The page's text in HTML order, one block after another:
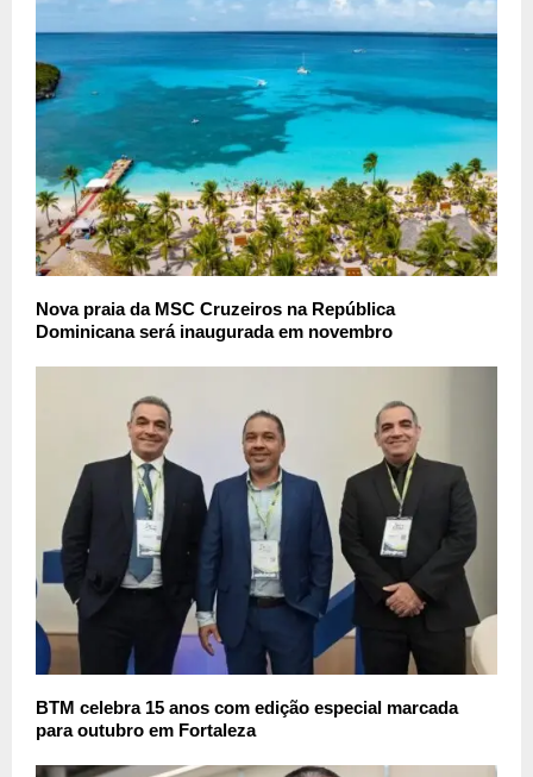
Nova praia da MSC Cruzeiros na República
Dominicana será inaugurada em novembro
BTM celebra 15 anos com edição especial marcada
para outubro em Fortaleza